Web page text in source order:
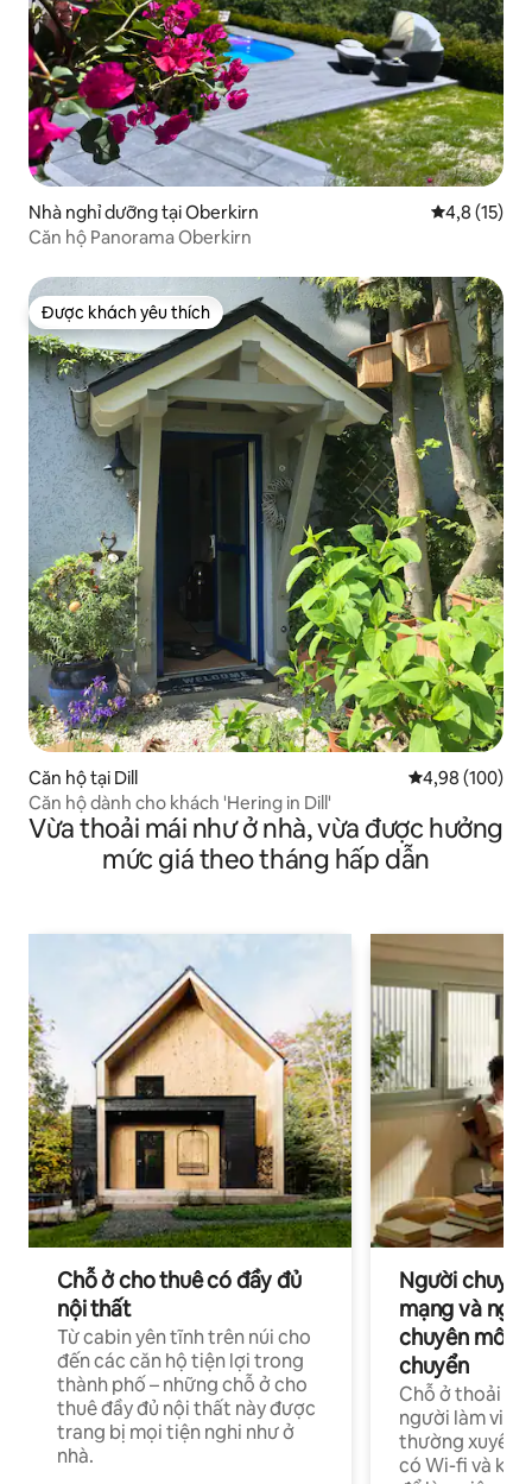
Nhà nghỉ dưỡng tại Oberkirn Xếp hạng
4,8 (15)
Căn hộ Panorama Oberkirn
Được khách yêu thích
Được khách yêu thích
Căn hộ tại Dill Xếp hạng
4,98 (100)
Căn hộ dành cho khách 'Hering in Dill'
Vừa thoải mái như ở nhà, vừa được hưởng
mức giá theo tháng hấp dẫn
Chỗ ở cho thuê có đầy đủ
nội thất
Từ cabin yên tĩnh trên núi cho
đến các căn hộ tiện lợi trong
thành phố – những chỗ ở cho
thuê đầy đủ nội thất này được
trang bị mọi tiện nghi như ở
nhà.
Người
mạng và
chuyên môn
chuyển
Chỗ ở thoải
người làm việc
thường xuyên
có Wi-fi và